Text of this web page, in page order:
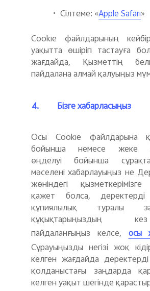
• Сілтеме: «Apple Safari»
Cookie файлдарының
уақытта өшіріп тастауға
жағдайда, Қызметтің
пайдалана алмай қалуыңыз
4. Бізге хабарласыңыз
Осы Cookie файлдарына
бойынша немесе жеке
өңделуі бойынша
мәселені хабарлауыңыз не
жөніндегі
қажет болса,
құпиялылық туралы
құқықтарыңыздың
пайдаланғыңыз келсе, осы
Сұрауыңызды негізі жоқ
келген жағдайда
қолданыстағы заңдарда
келген уақыт шегінде